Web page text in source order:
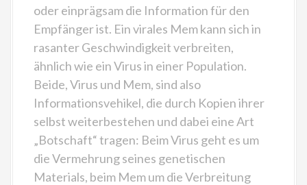
oder einprägsam die Information für den
Empfänger ist. Ein virales Mem kann sich in
rasanter Geschwindigkeit verbreiten,
ähnlich wie ein Virus in einer Population.
Beide, Virus und Mem, sind also
Informationsvehikel, die durch Kopien ihrer
selbst weiterbestehen und dabei eine Art
„Botschaft“ tragen: Beim Virus geht es um
die Vermehrung seines genetischen
Materials, beim Mem um die Verbreitung